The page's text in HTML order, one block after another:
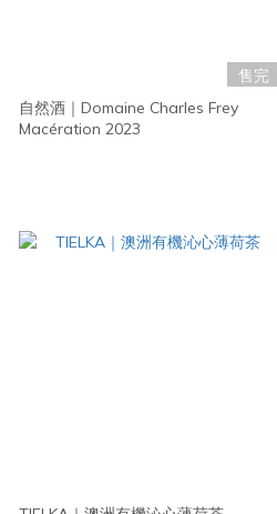
售完
自然酒｜Domaine Charles Frey
Macération 2023